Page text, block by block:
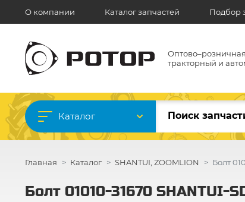
О компании Каталог запчастей Подбор
тракторный и
Каталог
Главная Каталог SHANTUI, ZOOMLION Болт
Болт 01010-31670 SHANTUI-